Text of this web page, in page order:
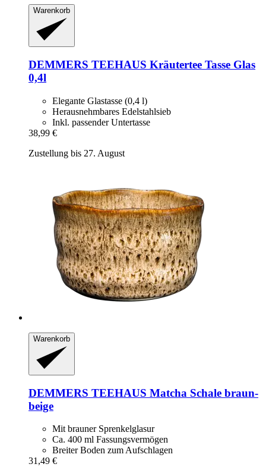
Warenkorb
DEMMERS TEEHAUS Kräutertee Tasse Glas
0,4l
Elegante Glastasse (0,4 l)
Herausnehmbares Edelstahlsieb
Inkl. passender Untertasse
38,99 €
Zustellung bis 27. August
Warenkorb
DEMMERS TEEHAUS Matcha Schale braun-​
beige
Mit brauner Sprenkelglasur
Ca. 400 ml Fassungsvermögen
Breiter Boden zum Aufschlagen
31,49 €